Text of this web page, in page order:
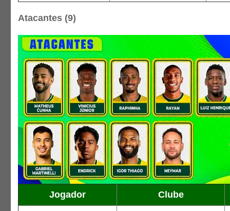
Atacantes (9)
Jogador Clube